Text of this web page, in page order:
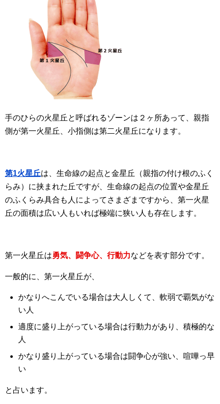
手のひらの火星丘と呼ばれるゾーンは２ヶ所あって、親指
側が第一火星丘、小指側は第二火星丘になります。
第1火星丘は、生命線の起点と金星丘（親指の付け根のふく
らみ）に挟まれた丘ですが、生命線の起点の位置や金星丘
のふくらみ具合も人によってさまざまですから、第一火星
丘の面積は広い人もいれば極端に狭い人も存在します。
第一火星丘は勇気、 闘争心、行動力などを表す部分です。
一般的に、第一火星丘が、
かなりへこんでいる場合は大人しくて、軟弱で覇気がな
い人
適度に盛り上がっている場合は行動力があり、積極的な
人
かなり盛り上がっている場合は闘争心が強い、喧嘩っ早
い
と占います。